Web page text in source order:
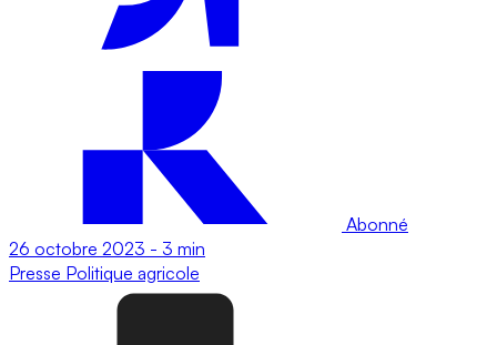
Abonné
26 octobre 2023 - 3 min
Presse Politique agricole